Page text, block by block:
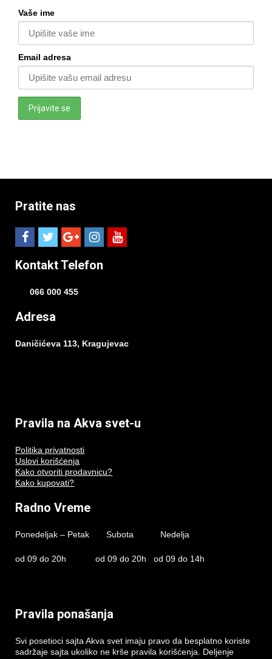
Vaše ime
Email adresa
Pratite nas
Kontakt Telefon
066 000 455
Adresa
Daničićeva 113, Kragujevac
Pravila na Akva svet-u
Politika privatnosti
Uslovi korišćenja
Kako otvoriti prodavnicu?
Kako kupovati?
Radno Vreme
Ponedeljak – Petak Subota Nedelja
od 09 do 20h od 09 do 20h od 09 do 14h
Pravila ponašanja
Svi posetioci sajta Akva svet imaju pravo da besplatno koriste
sadržaje sajta ukoliko ne krše pravila korišćenja. Deljenje